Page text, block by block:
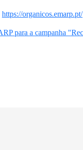
https://organicos.emarp.pt/